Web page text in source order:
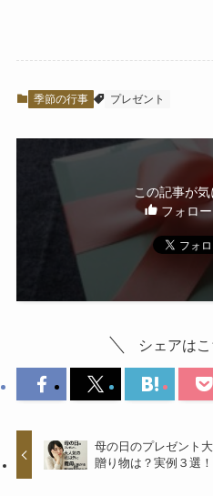
季節の行事 プレゼント
この記事が
フォロ
シェアは
母の日のプレゼント
贈り物は？実例３選！